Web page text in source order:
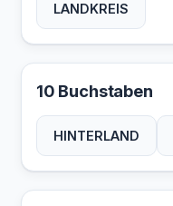
LANDKREIS
10 Buchstaben
HINTERLAND